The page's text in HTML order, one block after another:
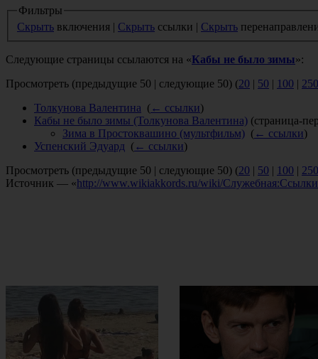
Фильтры
Скрыть включения | Скрыть ссылки | Скрыть
Следующие страницы ссылаются на «Кабы не было зимы»:
Просмотреть (предыдущие 50 | следующие 50) (20 | 50 | 100 | 250
Толкунова Валентина (← ссылки)
Кабы не было зимы (Толкунова Валентина) (страница-
Зима в Простоквашино (мультфильм) (← ссылки)
Успенский Эдуард (← ссылки)
Просмотреть (предыдущие 50 | следующие 50) (20 | 50 | 100 | 250
Источник — «http://www.wikiakkords.ru/wiki/